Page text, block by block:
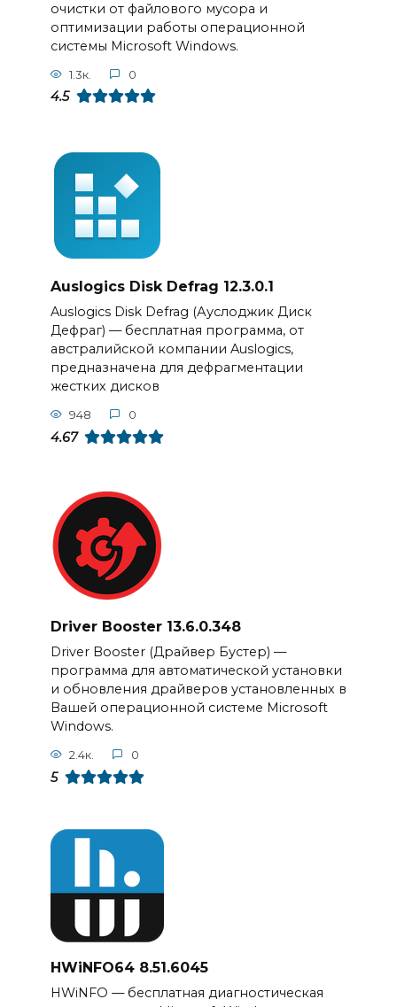
очистки от файлового мусора и
оптимизации работы операционной
системы Microsoft Windows.
1.3к. 0
4.5
Auslogics Disk Defrag 12.3.0.1
Auslogics Disk Defrag (Ауслоджик Диск
Дефраг) — бесплатная программа, от
австралийской компании Auslogics,
предназначена для дефрагментации
жестких дисков
948 0
4.67
Driver Booster 13.6.0.348
Driver Booster (Драйвер Бустер) —
программа для автоматической установки
и обновления драйверов установленных в
Вашей операционной системе Microsoft
Windows.
2.4к. 0
5
HWiNFO64 8.51.6045
HWiNFO — бесплатная диагностическая